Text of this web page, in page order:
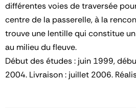
différentes voies de traversée
centre de la passerelle, à la
trouve une lentille qui constitue
au milieu du fleuve.
Début des études : juin 1999,
2004. Livraison : juillet 2006.